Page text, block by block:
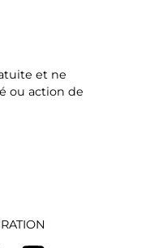
et ne
ou action de